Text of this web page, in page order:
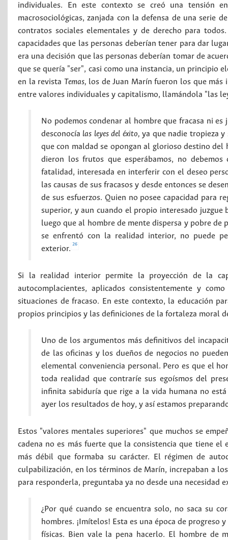
individuales. En este contexto se creó una tensión
macrosociológicas, zanjada con la defensa de una serie
contratos sociales elementales y de derecho para
capacidades que las personas deberían tener para dar
era una decisión que las personas deberían tomar de
que se quería "ser", casi como una instancia, un principio
en la revista Temas, los de Juan Marín fueron los que más
entre valores individuales y capitalismo, llamándola "las
No podemos condenar al hombre que fracasa ni
desconocía las leyes del éxito, ya que nadie tropieza
que con maldad se opongan al glorioso destino del
dieron los frutos que esperábamos, no
fatalidad, interesada en interferir con el deseo
las causas de sus fracasos y desde entonces se
de sus esfuerzos. Quien no posee capacidad para
superior, y aun cuando el propio interesado juzgue
luego que al hombre de mente dispersa y pobre de
se enfrentó con la realidad interior, no puede
exterior.
26
Si la realidad interior permite la proyección de la
autocomplacientes, aplicados consistentemente y
situaciones de fracaso. En este contexto, la educación
propios principios y las definiciones de la fortaleza moral
Uno de los argumentos más definitivos del
de las oficinas y los dueños de negocios no
elemental conveniencia personal. Pero es que el
toda realidad que contraríe sus egoísmos del
infinita sabiduría que rige a la vida humana no
ayer los resultados de hoy, y así estamos
Estos "valores mentales superiores" que muchos se
cadena no es más fuerte que la consistencia que tiene
más débil que formaba su carácter. El régimen de
culpabilización, en los términos de Marín, increpaban a
para responderla, preguntaba ya no desde una necesidad
¿Por qué cuando se encuentra solo, no saca su
hombres. ¡Imítelos! Esta es una época de progreso
físicas. Bien vale la pena hacerlo. El hombre de